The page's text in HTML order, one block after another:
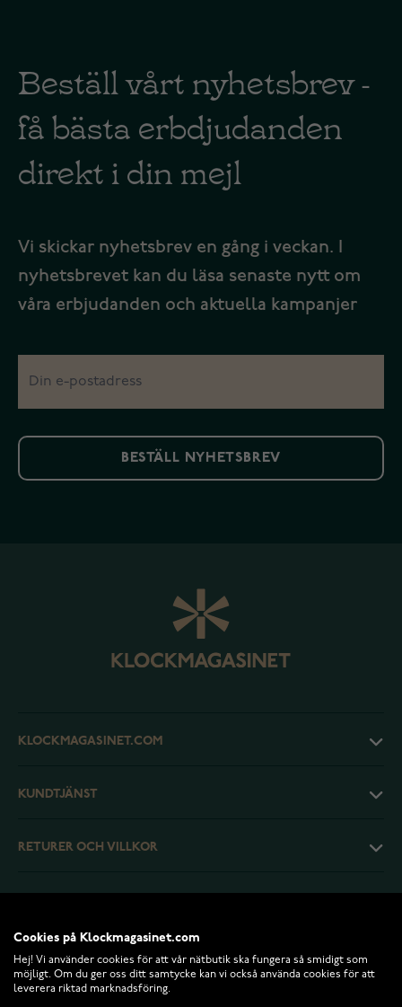
Beställ vårt nyhetsbrev -
få bästa erbdjudanden
direkt i din mejl
Vi skickar nyhetsbrev en gång i veckan. I
nyhetsbrevet kan du läsa senaste nytt om
våra erbjudanden och aktuella kampanjer
BESTÄLL NYHETSBREV
KLOCKMAGASINET.COM
KUNDTJÄNST
RETURER OCH VILLKOR
Cookies på Klockmagasinet.com
Hej! Vi använder cookies för att vår nätbutik ska fungera så smidigt som
möjligt. Om du ger oss ditt samtycke kan vi också använda cookies för att
leverera riktad marknadsföring.